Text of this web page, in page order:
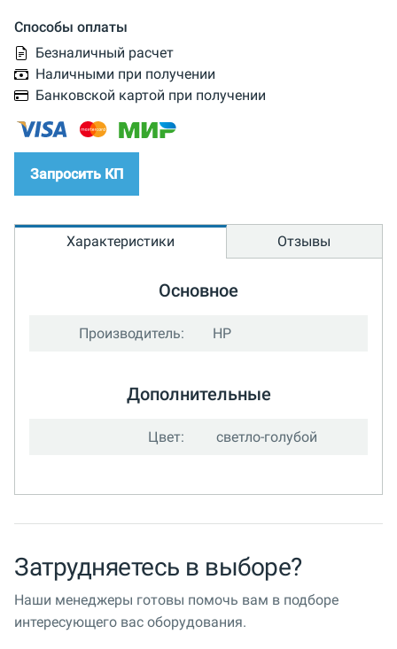
Способы оплаты
Безналичный расчет
Наличными при получении
Банковской картой при получении
Запросить КП
Характеристики Отзывы
Основное
Производитель: HP
Дополнительные
Цвет: светло-голубой
Затрудняетесь в выборе?
Наши менеджеры готовы помочь вам в подборе
интересующего вас оборудования.